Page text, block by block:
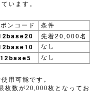
います。
ンコード 条件
先着20 ,000 名
なし
なし
用可能です。
枚数が20,000枚となってお